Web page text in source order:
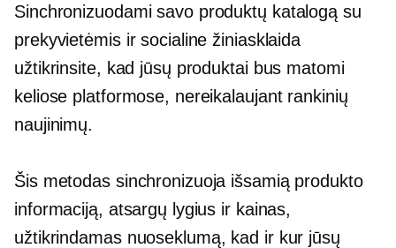
Sinchronizuodami savo produktų katalogą su
prekyvietėmis ir socialine žiniasklaida
užtikrinsite, kad jūsų produktai bus matomi
keliose platformose, nereikalaujant rankinių
naujinimų.
Šis metodas sinchronizuoja išsamią produkto
informaciją, atsargų lygius ir kainas,
užtikrindamas nuoseklumą, kad ir kur jūsų